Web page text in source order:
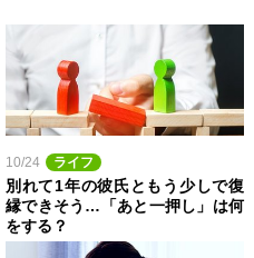
10/24 ライフ
別れて1年の彼氏ともう少しで復
縁できそう…「あと一押し」は何
をする？